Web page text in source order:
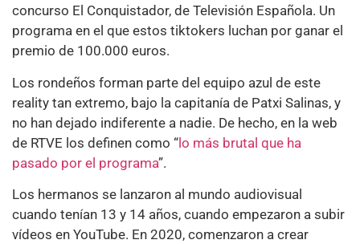
concurso El Conquistador, de Televisión Española. Un
programa en el que estos tiktokers luchan por ganar el
premio de 100.000 euros.
Los rondeños forman parte del equipo azul de este
reality tan extremo, bajo la capitanía de Patxi Salinas, y
no han dejado indiferente a nadie. De hecho, en la web
de RTVE los definen como “lo más brutal que ha
pasado por el programa”.
Los hermanos se lanzaron al mundo audiovisual
cuando tenían 13 y 14 años, cuando empezaron a subir
vídeos en YouTube. En 2020, comenzaron a crear